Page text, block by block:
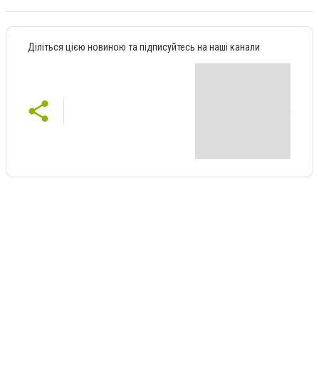
Діліться цією новиною та підписуйтесь на наші канали